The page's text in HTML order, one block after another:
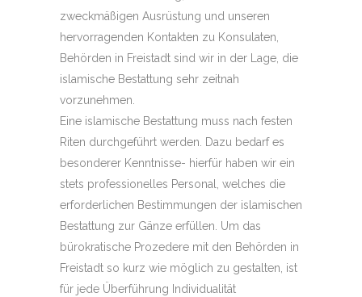
zweckmäßigen Ausrüstung und unseren
hervorragenden Kontakten zu Konsulaten,
Behörden in Freistadt sind wir in der Lage, die
islamische Bestattung sehr zeitnah
vorzunehmen.
Eine islamische Bestattung muss nach festen
Riten durchgeführt werden. Dazu bedarf es
besonderer Kenntnisse- hierfür haben wir ein
stets professionelles Personal, welches die
erforderlichen Bestimmungen der islamischen
Bestattung zur Gänze erfüllen. Um das
bürokratische Prozedere mit den Behörden in
Freistadt so kurz wie möglich zu gestalten, ist
für jede Überführung Individualität